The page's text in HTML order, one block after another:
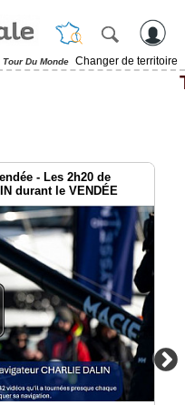
Tour Du Monde
Changer de territoire
- Les 2h20 de
durant le VENDÉE